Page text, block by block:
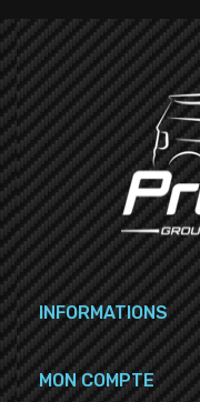
INFORMATIONS
MON COMPTE